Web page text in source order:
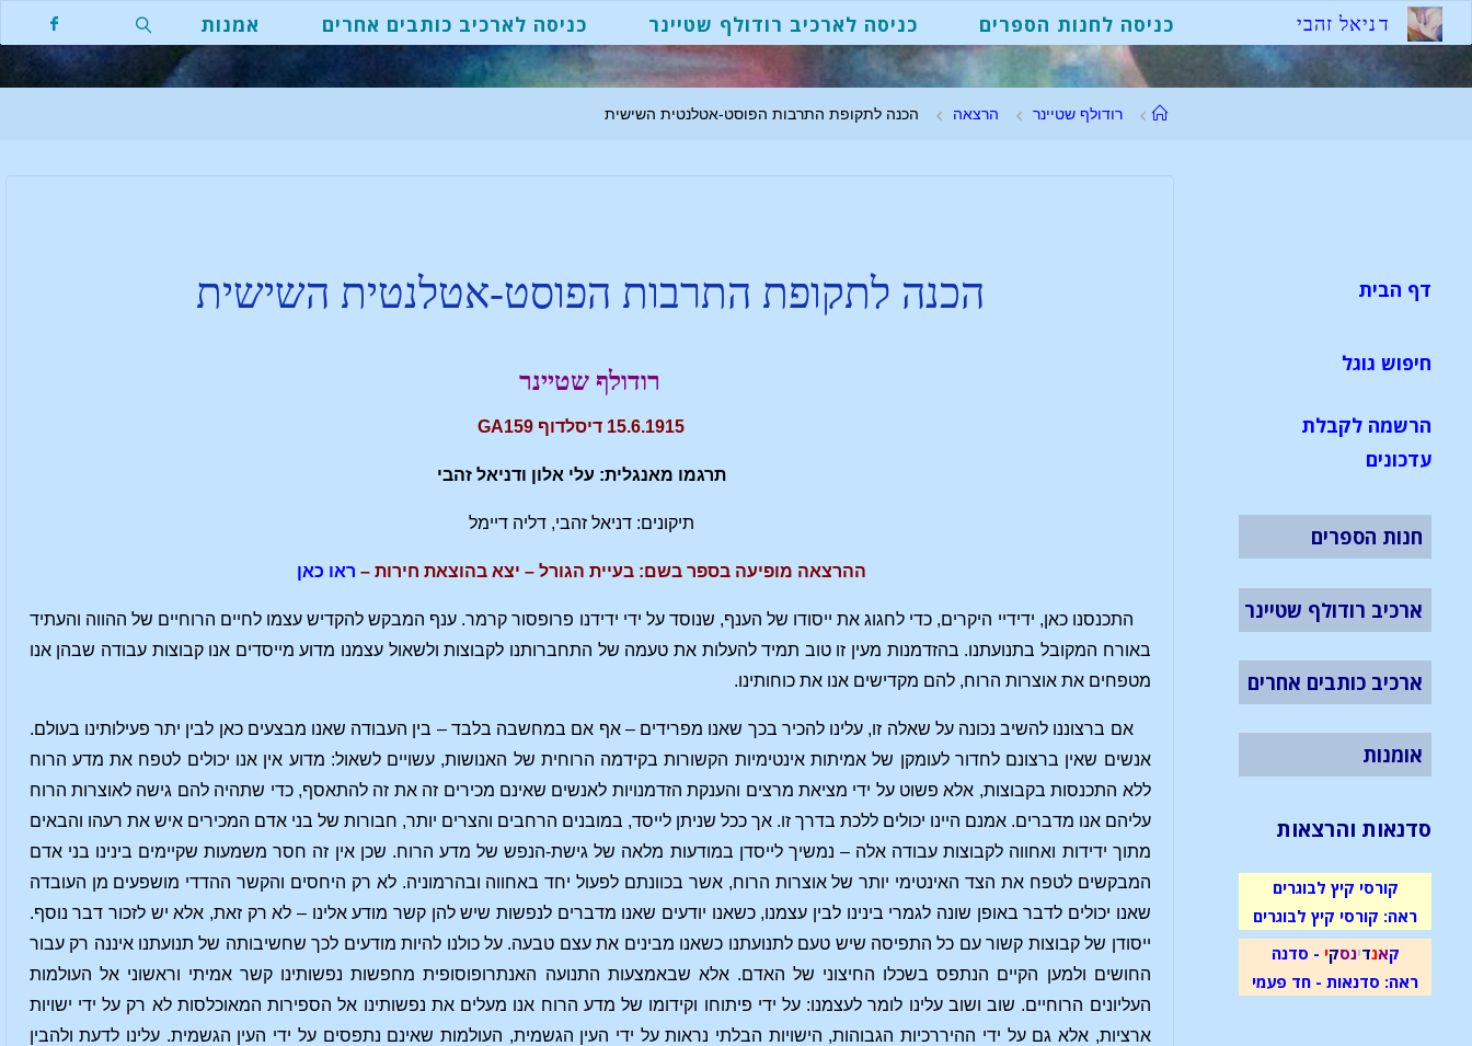
דניאל זהבי כניסה לחנות הספרים כניסה לארכיב רודולף שטיינר כניסה לארכיב כותבים אחרים אמנות
רודולף שטיינר הרצאה הכנה לתקופת התרבות הפוסט-אטלנטית השישית
הכנה לתקופת התרבות הפוסט-אטלנטית השישית
רודולף שטיינר
15.6.1915 דיסלדוף GA159
תרגמו מאנגלית: עלי אלון ודניאל זהבי
תיקונים: דניאל זהבי, דליה דיימל
ההרצאה מופיעה בספר בשם: בעיית הגורל – יצא בהוצאת חירות – ראו כאן
התכנסנו כאן, ידידיי היקרים, כדי לחגוג את ייסודו של הענף, שנוסד על ידי ידידנו פרופסור קרמר. ענף המבקש להקדיש עצמו לחיים הרוחיים של ההווה והעתיד
באורח המקובל בתנועתנו. בהזדמנות מעין זו טוב תמיד להעלות את טעמה של התחברותנו לקבוצות ולשאול עצמנו מדוע מייסדים אנו קבוצות עבודה שבהן אנו
מטפחים את אוצרות הרוח, להם מקדישים אנו את כוחותינו.
אם ברצוננו להשיב נכונה על שאלה זו, עלינו להכיר בכך שאנו מפרידים – אף אם במחשבה בלבד – בין העבודה שאנו מבצעים כאן לבין יתר פעילותינו בעולם.
אנשים שאין ברצונם לחדור לעומקן של אמיתות אינטימיות הקשורות בקידמה הרוחית של האנושות, עשויים לשאול: מדוע אין אנו יכולים לטפח את מדע הרוח
ללא התכנסות בקבוצות, אלא פשוט על ידי מציאת מרצים והענקת הזדמנויות לאנשים שאינם מכירים זה את זה להתאסף, כדי שתהיה להם גישה לאוצרות הרוח
עליהם אנו מדברים. אמנם היינו יכולים ללכת בדרך זו. אך ככל שניתן לייסד, במובנים הרחבים והצרים יותר, חבורות של בני אדם המכירים איש את רעהו והבאים
מתוך ידידות ואחווה לקבוצות עבודה אלה – נמשיך לייסדן במודעות מלאה של גישת-הנפש של מדע הרוח. שכן אין זה חסר משמעות שקיימים בינינו בני אדם
המבקשים לטפח את הצד האינטימי יותר של אוצרות הרוח, אשר בכוונתם לפעול יחד באחווה ובהרמוניה. לא רק היחסים והקשר ההדדי מושפעים מן העובדה
שאנו יכולים לדבר באופן שונה לגמרי בינינו לבין עצמנו, כשאנו יודעים שאנו מדברים לנפשות שיש להן קשר מודע אלינו – לא רק זאת, אלא יש לזכור דבר נוסף.
ייסודן של קבוצות קשור עם כל התפיסה שיש טעם לתנועתנו כשאנו מבינים את עצם טבעה. על כולנו להיות מודעים לכך שחשיבותה של תנועתנו איננה רק עבור
החושים ולמען הקיים הנתפס בשכלו החיצוני של האדם. אלא שבאמצעות התנועה האנתרופוסופית מחפשות נפשותינו קשר אמיתי וראשוני אל העולמות
העליונים הרוחיים. שוב ושוב עלינו לומר לעצמנו: על ידי פיתוחו וקידומו של מדע הרוח אנו מעלים את נפשותינו אל הספירות המאוכלסות לא רק על ידי ישויות
ארציות, אלא גם על ידי ההיררכיות הגבוהות, הישויות הבלתי נראות על ידי העין הגשמית, העולמות שאינם נתפסים על ידי העין הגשמית. עלינו לדעת ולהבין
דף הבית
חיפוש גוגל
הרשמה לקבלת
עדכונים
חנות הספרים
ארכיב רודולף שטיינר
ארכיב כותבים אחרים
אומנות
סדנאות והרצאות
קורסי קיץ לבוגרים
ראה: קורסי קיץ לבוגרים
קאנדינסקי - סדנה
ראה: סדנאות - חד פעמי